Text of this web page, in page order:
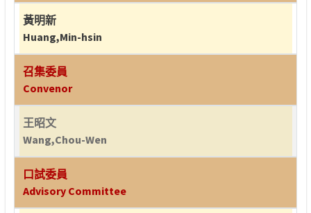
黃明新
Huang,Min-hsin
召集委員
Convenor
王昭文
Wang,Chou-Wen
口試委員
Advisory Committee